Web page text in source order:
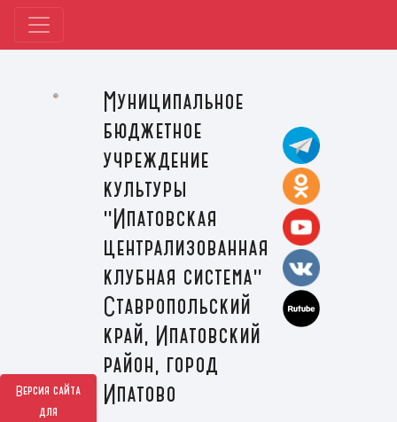
Версия сайта
для
Муниципальное
бюджетное
учреждение
культуры
"Ипатовская
централизованная
клубная система"
Ставропольский
край, Ипатовский
район, город
Ипатово